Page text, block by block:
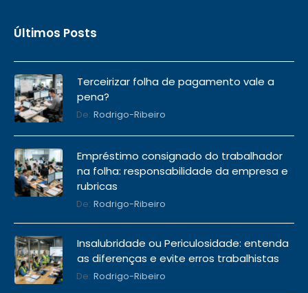
Últimos Posts
Terceirizar folha de pagamento vale a
pena?
De: Rodrigo-Ribeiro
Empréstimo consignado do trabalhador
na folha: responsabilidade da empresa e
rubricas
De: Rodrigo-Ribeiro
Insalubridade ou Periculosidade: entenda
as diferenças e evite erros trabalhistas
De: Rodrigo-Ribeiro